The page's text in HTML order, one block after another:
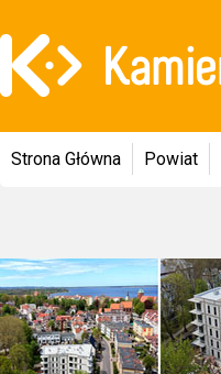
Strona Główna Powiat